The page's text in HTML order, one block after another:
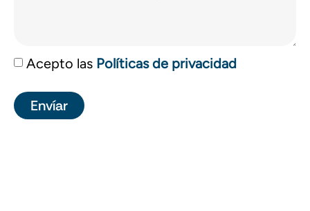
Acepto las Políticas de privacidad
Envíar